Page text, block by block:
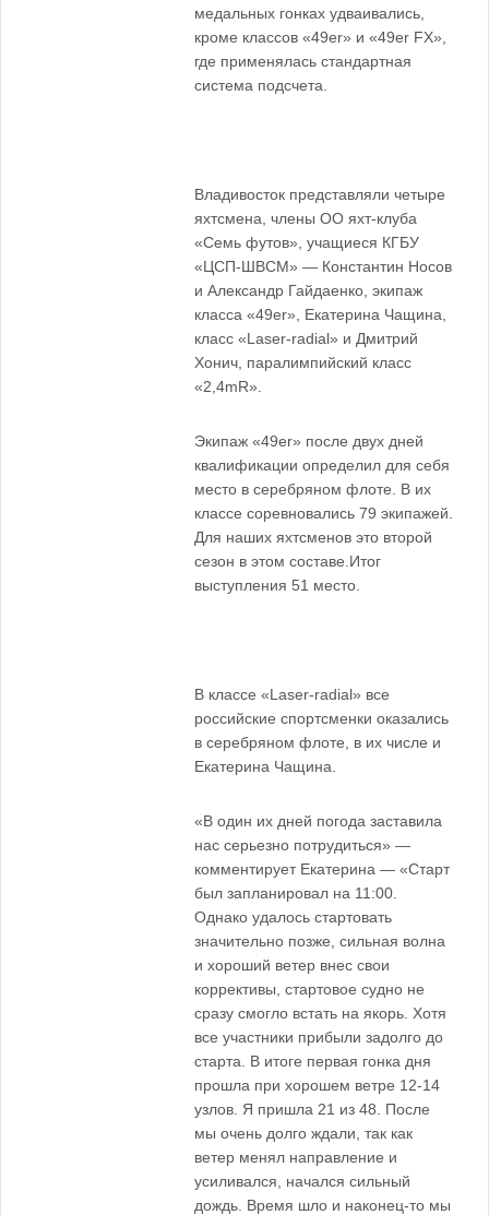
медальных гонках удваивались,
кроме классов «49er» и «49er FX»,
где применялась стандартная
система подсчета.
Владивосток представляли четыре
яхтсмена, члены ОО яхт-клуба
«Семь футов», учащиеся КГБУ
«ЦСП-ШВСМ» — Константин Носов
и Александр Гайдаенко, экипаж
класса «49er», Екатерина Чащина,
класс «Laser-radial» и Дмитрий
Хонич, паралимпийский класс
«2,4mR».
Экипаж «49er» после двух дней
квалификации определил для себя
место в серебряном флоте. В их
классе соревновались 79 экипажей.
Для наших яхтсменов это второй
сезон в этом составе.Итог
выступления 51 место.
В классе «Laser-radial» все
российские спортсменки оказались
в серебряном флоте, в их числе и
Екатерина Чащина.
«В один их дней погода заставила
нас серьезно потрудиться» —
комментирует Екатерина — «Старт
был запланировал на 11:00.
Однако удалось стартовать
значительно позже, сильная волна
и хороший ветер внес свои
коррективы, стартовое судно не
сразу смогло встать на якорь. Хотя
все участники прибыли задолго до
старта. В итоге первая гонка дня
прошла при хорошем ветре 12-14
узлов. Я пришла 21 из 48. После
мы очень долго ждали, так как
ветер менял направление и
усиливался, начался сильный
дождь. Время шло и наконец-то мы